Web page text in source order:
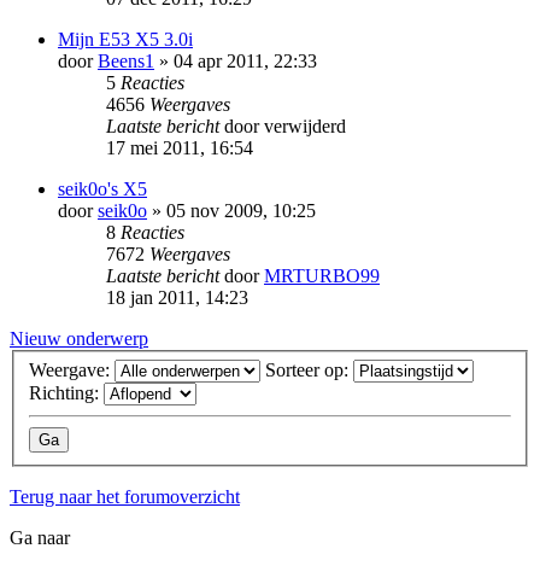
Mijn E53 X5 3.0i
doorBeens1 » 04 apr 2011, 22:33
5 Reacties
4656 Weergaves
Laatste berichtdoorverwijderd
17 mei 2011, 16:54
seik0o's X5
doorseik0o » 05 nov 2009, 10:25
8 Reacties
7672 Weergaves
Laatste berichtdoorMRTURBO99
18 jan 2011, 14:23
Nieuw onderwerp
Weergave:
Sorteer op:
Richting:
Terug naar het forumoverzicht
Ga naar